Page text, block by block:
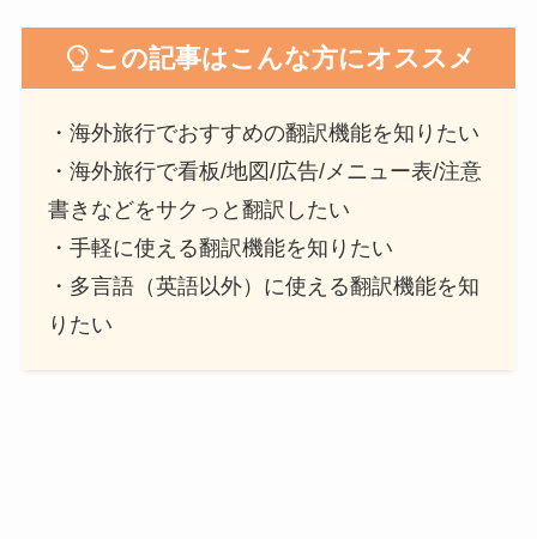
この記事はこんな方にオススメ
・海外旅行でおすすめの翻訳機能を知りたい
・海外旅行で看板/地図/広告/メニュー表/注意
書きなどをサクっと翻訳したい
・手軽に使える翻訳機能を知りたい
・多言語（英語以外）に使える翻訳機能を知
りたい